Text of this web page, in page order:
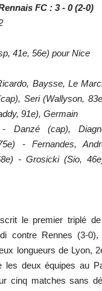
FC : 3 - 0 (2-0)
41e, 56e) pour Nice
Baysse, Le
Seri (Wallyson,
91e), Germain
Danzé (cap),
- Fernandes,
- Grosicki (Sio,
le premier triplé
contre Rennes (3-
longueurs de Lyon,
les deux équipes au
cinq matches sans